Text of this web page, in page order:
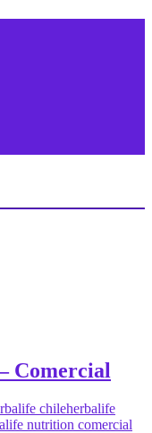
Comercial
chileherbalife
nutrition comercial